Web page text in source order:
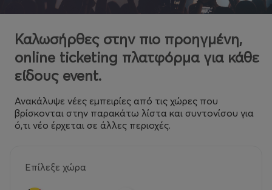
Καλωσήρθες στην πιο προηγμένη,
online ticketing πλατφόρμα για κάθε
είδους event.
Ανακάλυψε νέες εμπειρίες από τις χώρες που
βρίσκονται στην παρακάτω λίστα και συντονίσου για
ό,τι νέο έρχεται σε άλλες περιοχές.
Επίλεξε χώρα